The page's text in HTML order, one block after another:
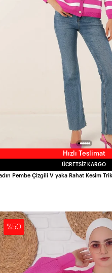
Hızlı Teslimat
ÜCRETSIZ KARGO
%50